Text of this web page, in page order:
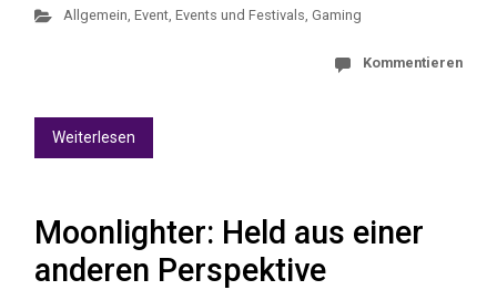
Allgemein, Event, Events und Festivals, Gaming
Kommentieren
Weiterlesen
Moonlighter: Held aus einer
anderen Perspektive